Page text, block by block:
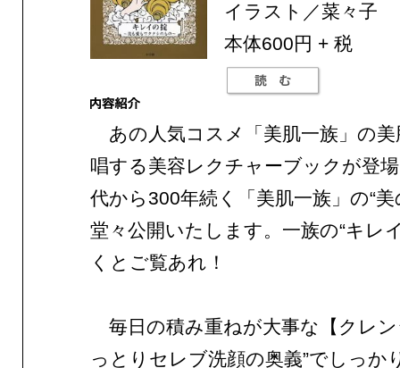
イラスト／菜々子
本体600円 + 税
あの人気コスメ「美肌一族」の美
唱する美容レクチャーブックが登
代から300年続く「美肌一族」の“美
堂々公開いたします。一族の“キレ
くとご覧あれ！
毎日の積み重ねが大事な【クレン
っとりセレブ洗顔の奥義”でしっか